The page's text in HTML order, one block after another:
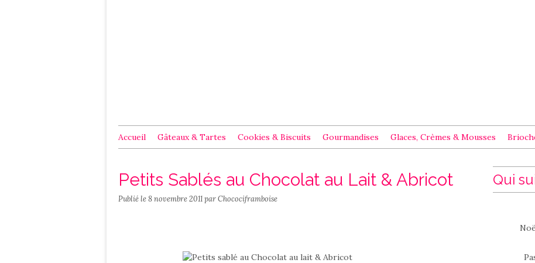
Accueil Gâteaux & Tartes Cookies & Biscuits Gourmandises Glaces, Crèmes & Mousses
Petits Sablés au Chocolat au Lait & Abricot
Publié le8 novembre 2011par Chocociframboise
Qui